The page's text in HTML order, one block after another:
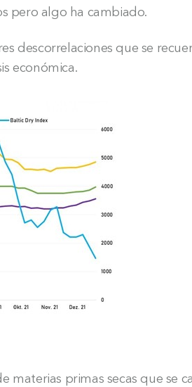
pero algo ha cambiado.
descorrelaciones que se
económica.
materias primas secas que se